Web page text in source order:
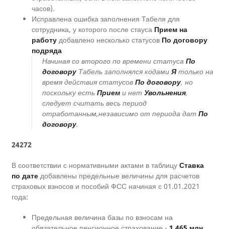
часов).
Исправлена ошибка заполнения Табеля для
сотрудника, у которого после стауса Прием на
работу добавлено несколько статусов По договору
подряда
Начиная со второго по времени статуса По
договору Табель заполнялся кодами Ятолько на
время действия статусов По договору, но
поскольку есть Прием и нет Увольнения,
следует считать весь период
отработанным,независимо от периода дат По
договору.
24272
В соответствии с нормативными актами в таблицу Ставка
по дате добавлены предельные величины для расчетов
страховых взносов и пособий ФСС начиная с 01.01.2021
года:
Предельная величина базы по взносам на